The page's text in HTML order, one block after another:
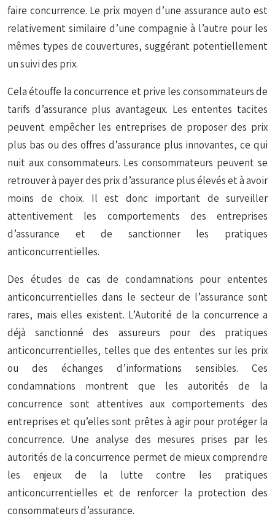
faire concurrence. Le prix moyen d’une assurance auto est
relativement similaire d’une compagnie à l’autre pour les
mêmes types de couvertures, suggérant potentiellement
un suivi des prix.
Cela étouffe la concurrence et prive les consommateurs de
tarifs d’assurance plus avantageux. Les ententes tacites
peuvent empêcher les entreprises de proposer des prix
plus bas ou des offres d’assurance plus innovantes, ce qui
nuit aux consommateurs. Les consommateurs peuvent se
retrouver à payer des prix d’assurance plus élevés et à avoir
moins de choix. Il est donc important de surveiller
attentivement les comportements des entreprises
d’assurance et de sanctionner les pratiques
anticoncurrentielles.
Des études de cas de condamnations pour ententes
anticoncurrentielles dans le secteur de l’assurance sont
rares, mais elles existent. L’Autorité de la concurrence a
déjà sanctionné des assureurs pour des pratiques
anticoncurrentielles, telles que des ententes sur les prix
ou des échanges d’informations sensibles. Ces
condamnations montrent que les autorités de la
concurrence sont attentives aux comportements des
entreprises et qu’elles sont prêtes à agir pour protéger la
concurrence. Une analyse des mesures prises par les
autorités de la concurrence permet de mieux comprendre
les enjeux de la lutte contre les pratiques
anticoncurrentielles et de renforcer la protection des
consommateurs d’assurance.